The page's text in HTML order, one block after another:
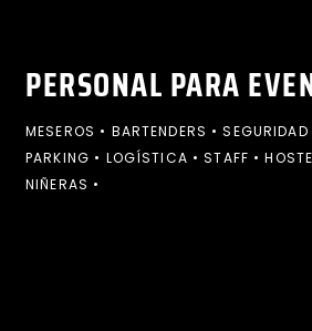
PERSONAL PARA
MESEROS • BARTENDERS •
PARKING • LOGÍSTICA • STAFF •
NIÑERAS •